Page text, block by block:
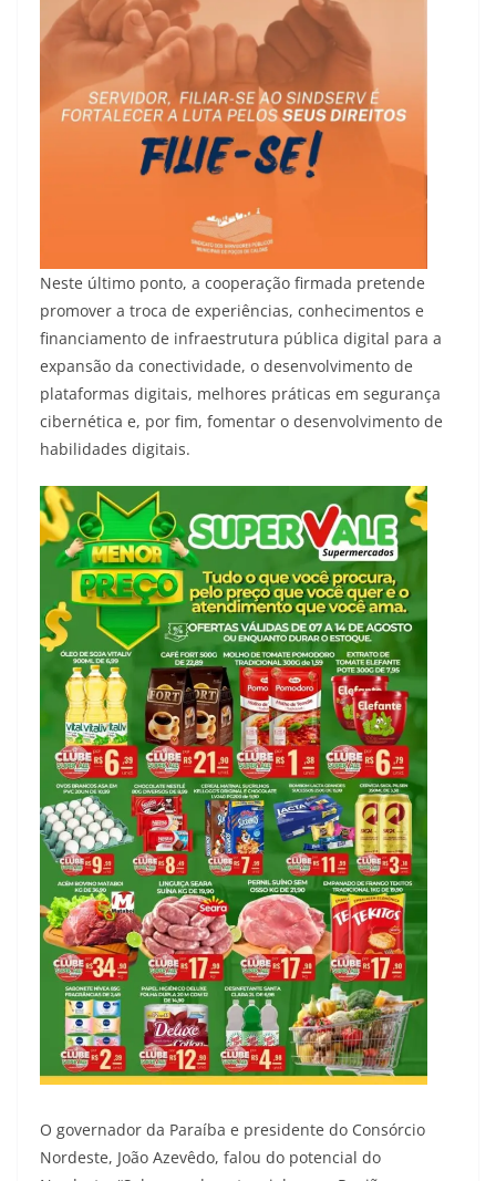
Neste último ponto, a cooperação firmada pretende
promover a troca de experiências, conhecimentos e
financiamento de infraestrutura pública digital para a
expansão da conectividade, o desenvolvimento de
plataformas digitais, melhores práticas em segurança
cibernética e, por fim, fomentar o desenvolvimento de
habilidades digitais.
O governador da Paraíba e presidente do Consórcio
Nordeste, João Azevêdo, falou do potencial do